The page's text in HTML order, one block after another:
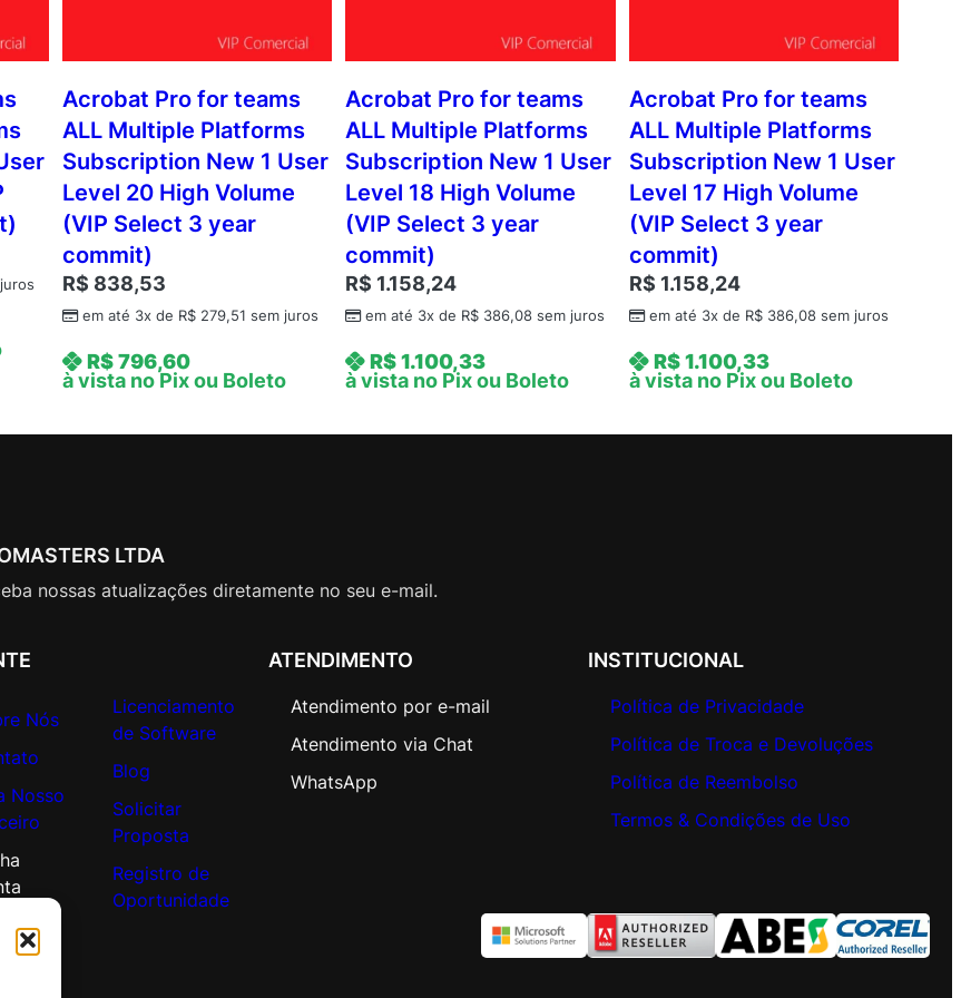
Acrobat Pro for teams
ALL Multiple Platforms
Subscription New 1 User
Level 20 High Volume
(VIP Select 3 year
commit)
R$ 838,53
em até 3x de R$279,51 sem juros
R$796,60
à vista no Pix ou Boleto
Acrobat Pro for teams
ALL Multiple Platforms
Subscription New 1 User
Level 18 High Volume
(VIP Select 3 year
commit)
R$ 1.158,24
em até 3x de R$ 386,08 sem juros
R$1.100,33
à vista no Pix ou Boleto
Acrobat Pro for teams
ALL Multiple Platforms
Subscription New 1 User
Level 17 High Volume
(VIP Select 3 year
commit)
R$ 1.158,24
em até 3x de R$386,08sem juros
R$1.100,33
à vista no Pix ou Boleto
LTDA
nossas atualizações diretamente no seu e-mail.
Nós
Nosso
Licenciamento
de Software
Blog
Solicitar
Proposta
Registro de
Oportunidade
ATENDIMENTO
Atendimento por e-mail
Atendimento via Chat
WhatsApp
INSTITUCIONAL
Política de Privacidade
Política de Troca e Devoluções
Política de Reembolso
Termos & Condições de Uso